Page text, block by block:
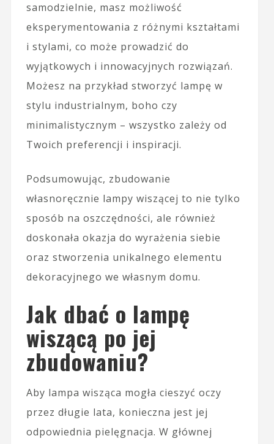
samodzielnie, masz możliwość
eksperymentowania z różnymi kształtami
i stylami, co może prowadzić do
wyjątkowych i innowacyjnych rozwiązań.
Możesz na przykład stworzyć lampę w
stylu industrialnym, boho czy
minimalistycznym – wszystko zależy od
Twoich preferencji i inspiracji.
Podsumowując, zbudowanie
własnoręcznie lampy wiszącej to nie tylko
sposób na oszczędności, ale również
doskonała okazja do wyrażenia siebie
oraz stworzenia unikalnego elementu
dekoracyjnego we własnym domu.
Jak dbać o lampę
wiszącą po jej
zbudowaniu?
Aby lampa wisząca mogła cieszyć oczy
przez długie lata, konieczna jest jej
odpowiednia pielęgnacja. W głównej